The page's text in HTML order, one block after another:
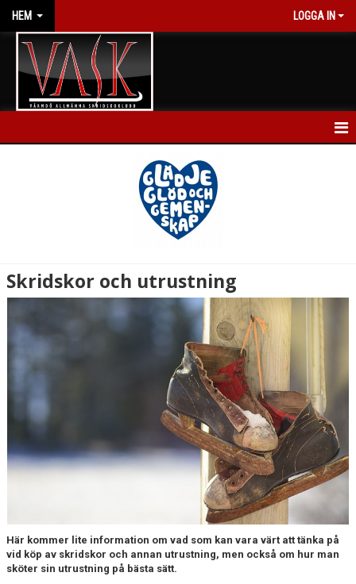
HEM LOGGA IN
BLI MEDLEM
GRUPPER & NIVÅER
TÄVLINGSNIVÅER
SKRIDSKOSLIPNING
ÅKARRÅDET
FÖRÄLDRAMÖTEN
Skridskor och utrustning
Här kommer lite information om vad som kan vara värt att tänka på
vid köp av skridskor och annan utrustning, men också om hur man
sköter sin utrustning på bästa sätt.